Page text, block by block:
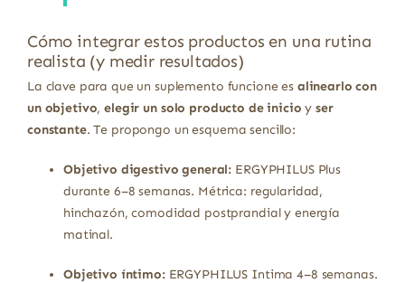
Cómo integrar estos productos en una rutina
realista (y medir resultados)
La clave para que un suplemento funcione es alinearlo con
un objetivo,elegir un solo producto de inicio yser
constante. Te propongo un esquema sencillo:
Objetivo digestivo general: ERGYPHILUS Plus
durante 6–8 semanas. Métrica: regularidad,
hinchazón, comodidad postprandial y energía
matinal.
Objetivo íntimo:ERGYPHILUS Intima 4–8 semanas.